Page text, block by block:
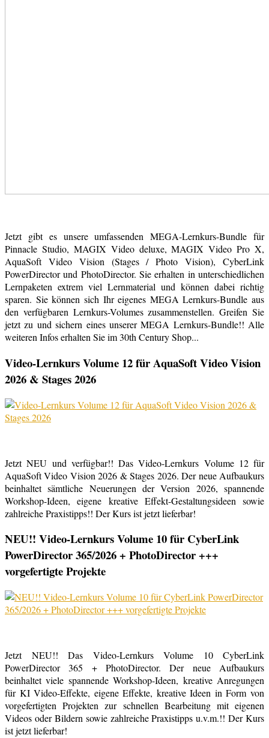
Jetzt gibt es unsere umfassenden MEGA-Lernkurs-Bundle für
Pinnacle Studio, MAGIX Video deluxe, MAGIX Video Pro X,
AquaSoft Video Vision (Stages / Photo Vision), CyberLink
PowerDirector und PhotoDirector. Sie erhalten in unterschiedlichen
Lernpaketen extrem viel Lernmaterial und können dabei richtig
sparen. Sie können sich Ihr eigenes MEGA Lernkurs-Bundle aus
den verfügbaren Lernkurs-Volumes zusammenstellen. Greifen Sie
jetzt zu und sichern eines unserer MEGA Lernkurs-Bundle!! Alle
weiteren Infos erhalten Sie im 30th Century Shop...
Video-Lernkurs Volume 12 für AquaSoft Video Vision
2026 & Stages 2026
Jetzt NEU und verfügbar!! Das Video-Lernkurs Volume 12 für
AquaSoft Video Vision 2026 & Stages 2026. Der neue Aufbaukurs
beinhaltet sämtliche Neuerungen der Version 2026, spannende
Workshop-Ideen, eigene kreative Effekt-Gestaltungsideen sowie
zahlreiche Praxistipps!! Der Kurs ist jetzt lieferbar!
NEU!! Video-Lernkurs Volume 10 für CyberLink
PowerDirector 365/2026 + PhotoDirector +++
vorgefertigte Projekte
Jetzt NEU!! Das Video-Lernkurs Volume 10 CyberLink
PowerDirector 365 + PhotoDirector. Der neue Aufbaukurs
beinhaltet viele spannende Workshop-Ideen, kreative Anregungen
für KI Video-Effekte, eigene Effekte, kreative Ideen in Form von
vorgefertigten Projekten zur schnellen Bearbeitung mit eigenen
Videos oder Bildern sowie zahlreiche Praxistipps u.v.m.!! Der Kurs
ist jetzt lieferbar!